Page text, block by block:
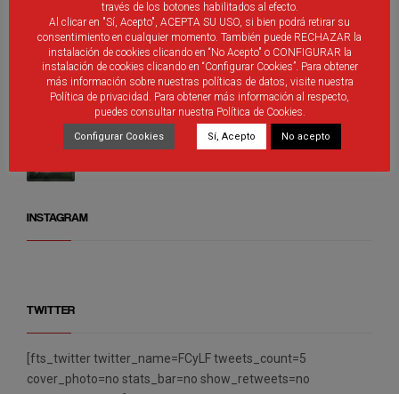
Árbitros de Castilla y León que participan de los
distintos programas de promoción
Debutantes en Valladolid
INSTAGRAM
TWITTER
[fts_twitter twitter_name=FCyLF tweets_count=5
cover_photo=no stats_bar=no show_retweets=no
través de los botones habilitados al efecto.
Al clicar en "Sí, Acepto", ACEPTA SU USO, si bien podrá retirar su
consentimiento en cualquier momento. También puede RECHAZAR la
instalación de cookies clicando en “No Acepto" o CONFIGURAR la
instalación de cookies clicando en “Configurar Cookies”. Para obtener
más información sobre nuestras políticas de datos, visite nuestra
Política de privacidad. Para obtener más información al respecto,
puedes consultar nuestra Política de Cookies.
Configurar Cookies Sí, Acepto No acepto